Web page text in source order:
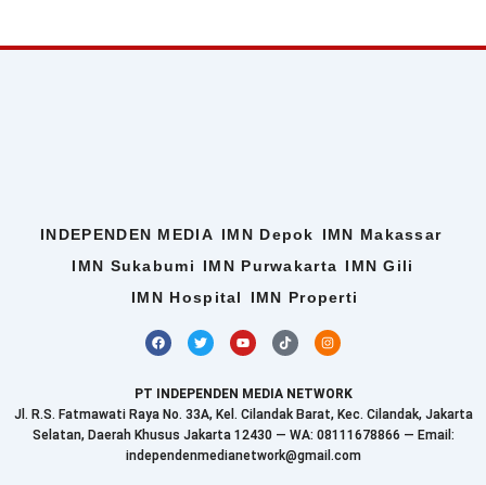
INDEPENDEN MEDIA IMN Depok
IMN Makassar
IMN Sukabumi
IMN Purwakarta IMN Gili
IMN Hospital
IMN Properti
F
a
c
b
o
o
T
w
i
t
e
r
Y
o
u
u
b
e
T
i
k
o
k
I
n
s
a
g
r
a
m
PT INDEPENDEN MEDIA NETWORK
Jl. R.S. Fatmawati Raya No. 33A, Kel. Cilandak Barat, Kec. Cilandak, Jakarta
Selatan, Daerah Khusus Jakarta 12430 — WA: 08111678866 — Email:
independenmedianetwork@gmail.com